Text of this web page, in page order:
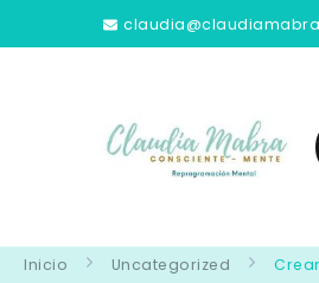
Inicio Uncategorized